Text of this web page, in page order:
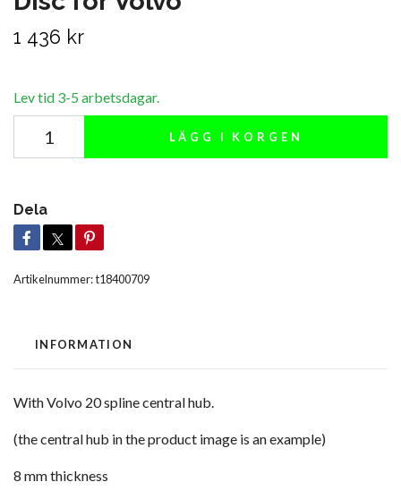
1 436 kr
Lev tid 3-5 arbetsdagar.
LÄGG I KORGEN
Dela
Artikelnummer:t18400709
INFORMATION
With Volvo 20 spline central hub.
(the central hub in the product image is an example)
8 mm thickness